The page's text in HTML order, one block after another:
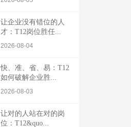
让企业没有错位的人
才：T12岗位胜任...
2026-08-04
快、准、省、易：T12
如何破解企业胜...
2026-08-03
让对的人站在对的岗
位：T12&quo...